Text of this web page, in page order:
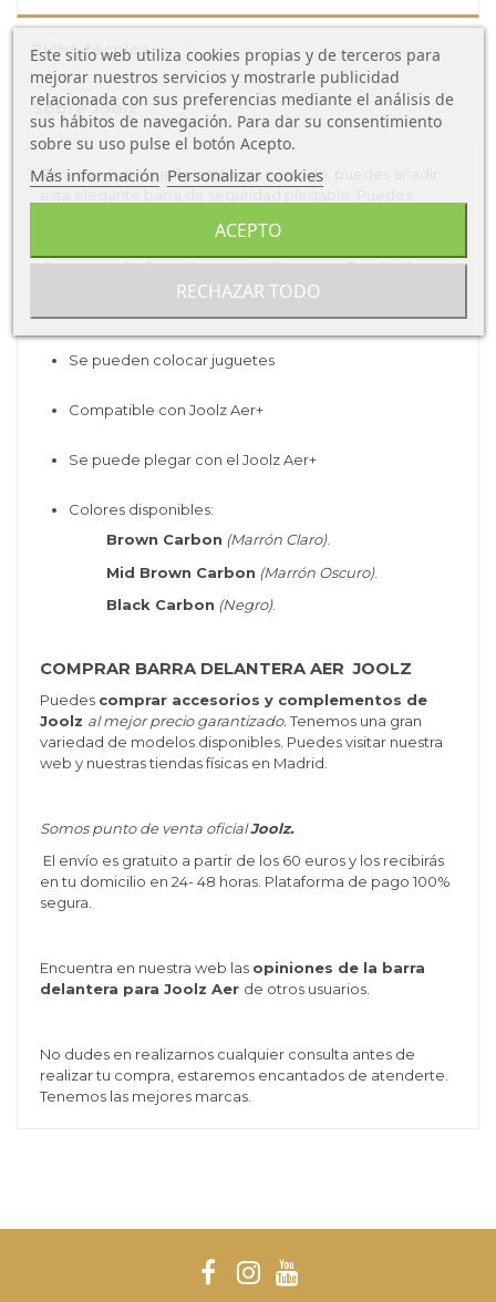
Ficha técnica
Sobre Joolz
Para que tu pequeño esté más cómodo, puedes añadir
muy fácil de abrir y cerrar.
Características barra delantera Joolz Aer
Se pueden colocar juguetes
Compatible con Joolz Aer+
Se puede plegar con el Joolz Aer+
Colores disponibles:
Brown Carbon (Marrón Claro).
Mid Brown Carbon (Marrón Oscuro).
Black Carbon (Negro).
COMPRAR BARRA DELANTERA AER JOOLZ
Puedes comprar accesorios y complementos de
Joolz al mejor precio garantizado.Tenemos una gran
variedad de modelos disponibles. Puedes visitar nuestra
web y nuestras tiendas físicas en Madrid.
Somos punto de venta oficialJoolz.
El envío es gratuito a partir de los 60 euros y los recibirás
en tu domicilio en 24- 48 horas. Plataforma de pago 100%
segura.
Encuentra en nuestra web las opiniones de la barra
delantera para Joolz Aer de otros usuarios.
No dudes en realizarnos cualquier consulta antes de
realizar tu compra, estaremos encantados de atenderte.
Tenemos las mejores marcas.
Este sitio web utiliza cookies propias y de terceros para
mejorar nuestros servicios y mostrarle publicidad
relacionada con sus preferencias mediante el análisis de
sus hábitos de navegación. Para dar su consentimiento
sobre su uso pulse el botón Acepto.
Más información Personalizar cookies
RECHAZAR TODO
ACEPTO